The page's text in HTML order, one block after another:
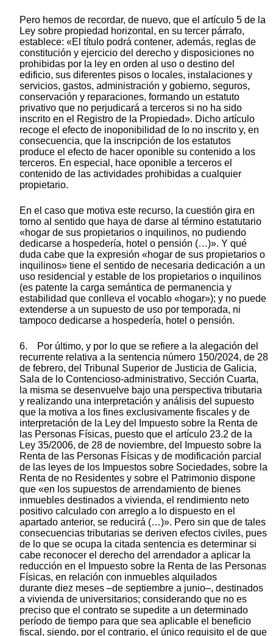
Pero hemos de recordar, de nuevo, que el artículo 5 de la
Ley sobre propiedad horizontal, en su tercer párrafo,
establece: «El título podrá contener, además, reglas de
constitución y ejercicio del derecho y disposiciones no
prohibidas por la ley en orden al uso o destino del
edificio, sus diferentes pisos o locales, instalaciones y
servicios, gastos, administración y gobierno, seguros,
conservación y reparaciones, formando un estatuto
privativo que no perjudicará a terceros si no ha sido
inscrito en el Registro de la Propiedad». Dicho artículo
recoge el efecto de inoponibilidad de lo no inscrito y, en
consecuencia, que la inscripción de los estatutos
produce el efecto de hacer oponible su contenido a los
terceros. En especial, hace oponible a terceros el
contenido de las actividades prohibidas a cualquier
propietario.
En el caso que motiva este recurso, la cuestión gira en
torno al sentido que haya de darse al término estatutario
«hogar de sus propietarios o inquilinos, no pudiendo
dedicarse a hospedería, hotel o pensión (…)». Y qué
duda cabe que la expresión «hogar de sus propietarios o
inquilinos» tiene el sentido de necesaria dedicación a un
uso residencial y estable de los propietarios o inquilinos
(es patente la carga semántica de permanencia y
estabilidad que conlleva el vocablo «hogar»); y no puede
extenderse a un supuesto de uso por temporada, ni
tampoco dedicarse a hospedería, hotel o pensión.
6. Por último, y por lo que se refiere a la alegación del
recurrente relativa a la sentencia número 150/2024, de 28
de febrero, del Tribunal Superior de Justicia de Galicia,
Sala de lo Contencioso-administrativo, Sección Cuarta,
la misma se desenvuelve bajo una perspectiva tributaria
y realizando una interpretación y análisis del supuesto
que la motiva a los fines exclusivamente fiscales y de
interpretación de la Ley del Impuesto sobre la Renta de
las Personas Físicas, puesto que el artículo 23.2 de la
Ley 35/2006, de 28 de noviembre, del Impuesto sobre la
Renta de las Personas Físicas y de modificación parcial
de las leyes de los Impuestos sobre Sociedades, sobre la
Renta de no Residentes y sobre el Patrimonio dispone
que «en los supuestos de arrendamiento de bienes
inmuebles destinados a vivienda, el rendimiento neto
positivo calculado con arreglo a lo dispuesto en el
apartado anterior, se reducirá (…)». Pero sin que de tales
consecuencias tributarias se deriven efectos civiles, pues
de lo que se ocupa la citada sentencia es determinar si
cabe reconocer el derecho del arrendador a aplicar la
reducción en el Impuesto sobre la Renta de las Personas
Físicas, en relación con inmuebles alquilados
durante diez meses –de septiembre a junio–, destinados
a vivienda de universitarios; considerando que no es
preciso que el contrato se supedite a un determinado
período de tiempo para que sea aplicable el beneficio
fiscal, siendo, por el contrario, el único requisito el de que